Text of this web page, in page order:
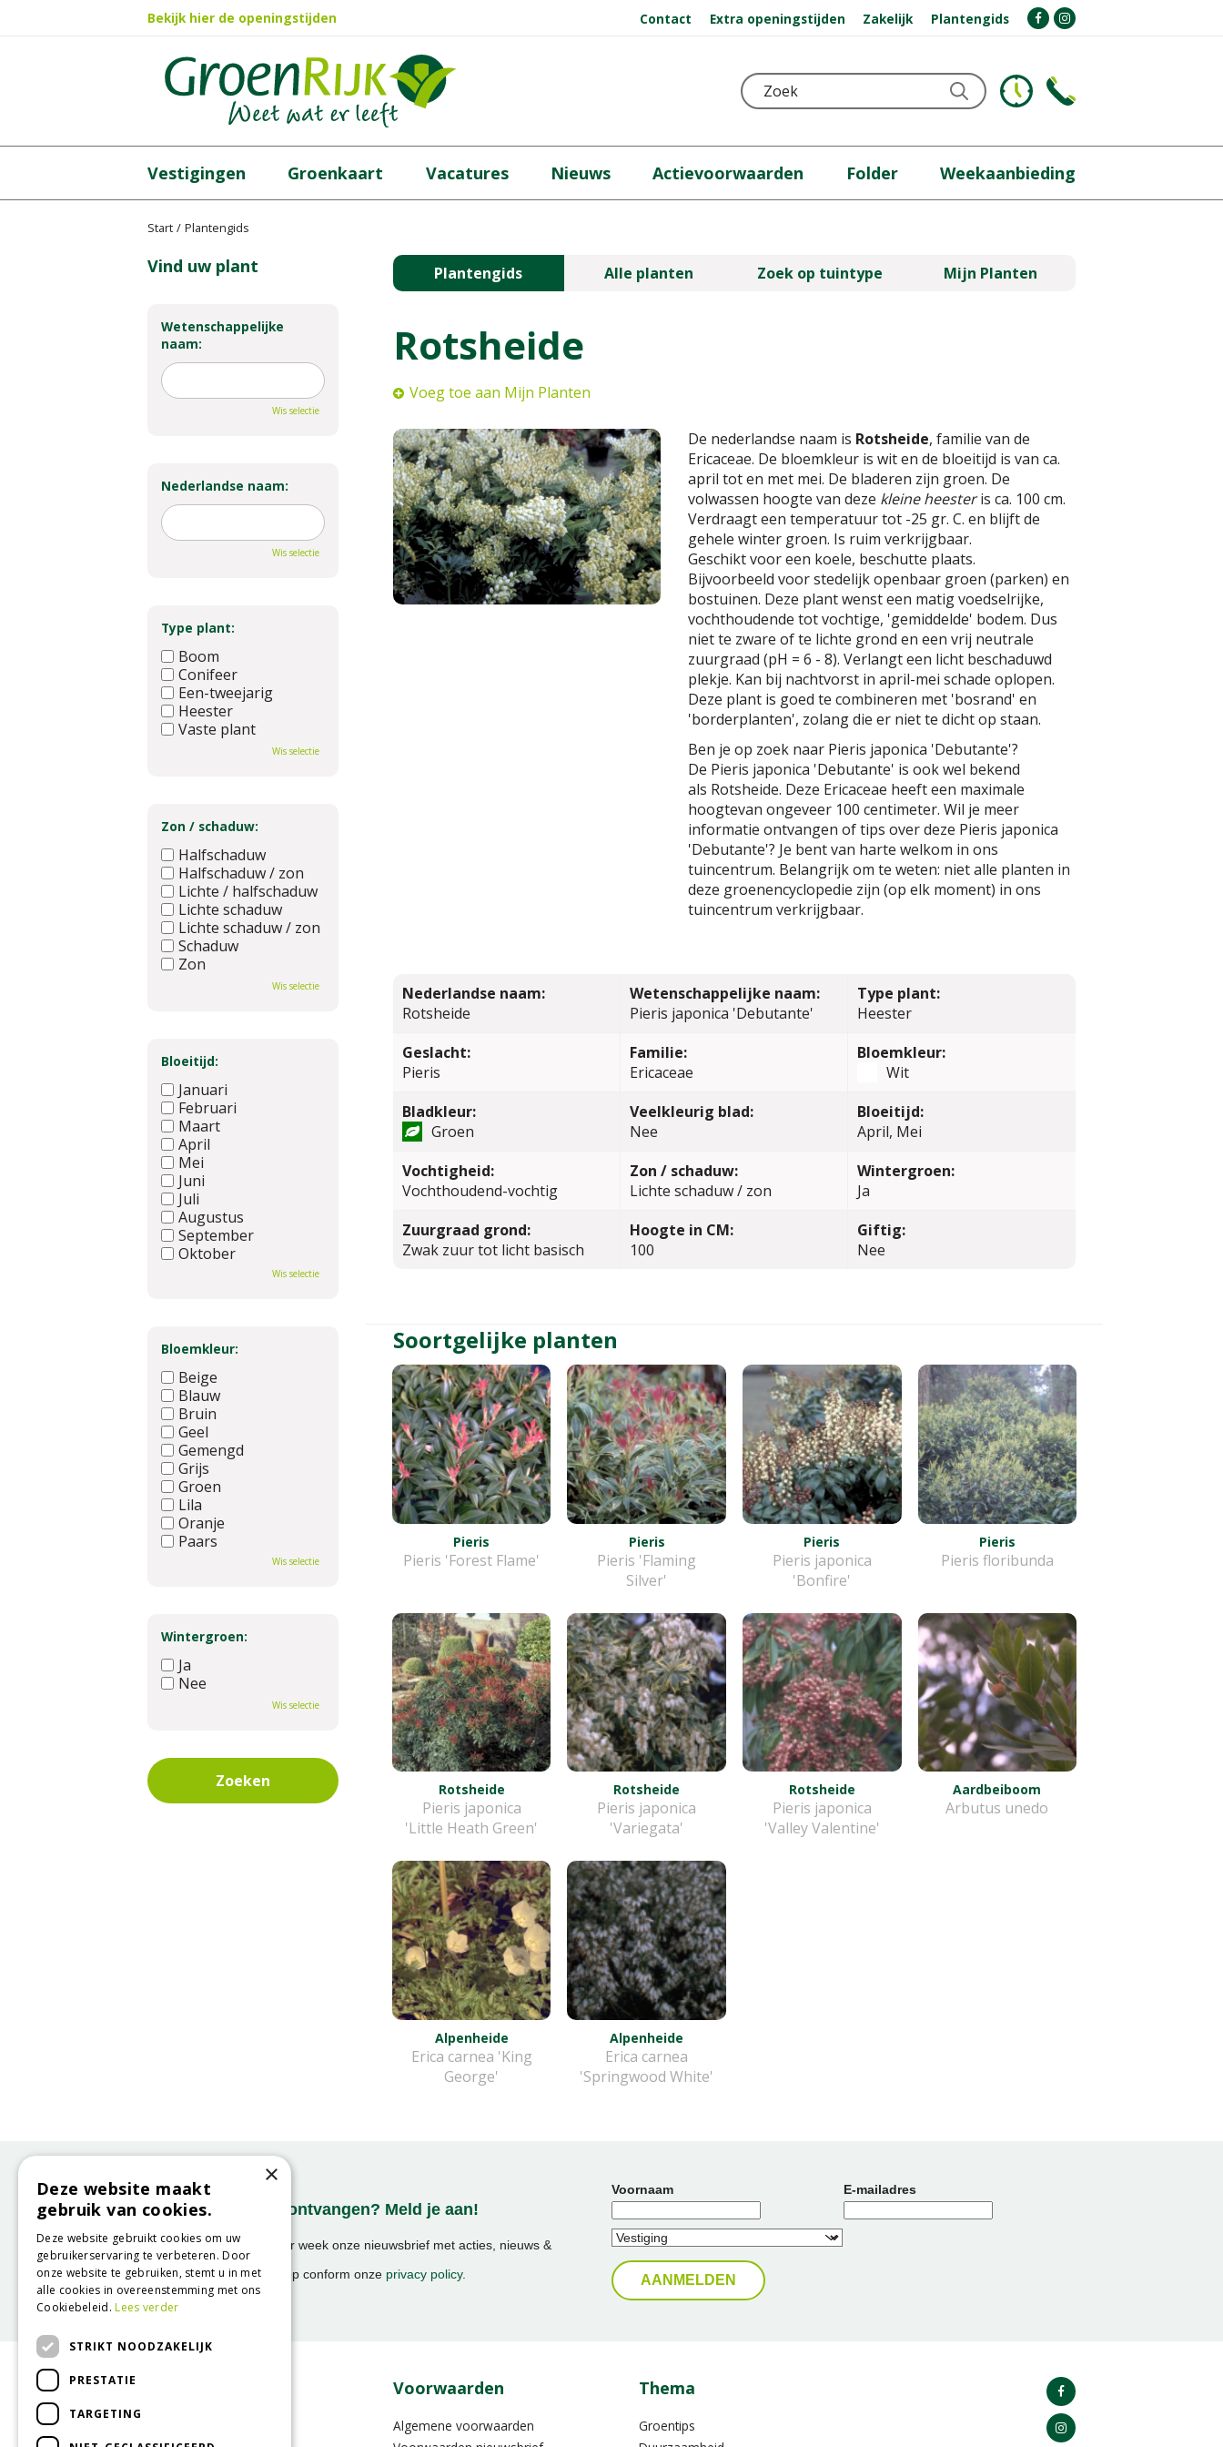
Start Plantengids
Bekijk hier de openingstijden Contact Extra openingstijden Zakelijk Plantengids
Vestigingen Groenkaart Vacatures Nieuws Actievoorwaarden Folder Weekaanbieding
Plantengids Alle planten Zoek op tuintype Mijn Planten
Rotsheide
Voeg toe aan Mijn Planten
De nederlandse naam is Rotsheide, familie van de
Ericaceae. De bloemkleur is wit en de bloeitijd is van ca.
april tot en met mei. De bladeren zijn groen. De
volwassen hoogte van deze kleine heesteris ca. 100 cm.
Verdraagt een temperatuur tot -25 gr. C. en blijft de
gehele winter groen. Is ruim verkrijgbaar.
Geschikt voor een koele, beschutte plaats.
Bijvoorbeeld voor stedelijk openbaar groen (parken) en
bostuinen. Deze plant wenst een matig voedselrijke,
vochthoudende tot vochtige, 'gemiddelde' bodem. Dus
niet te zware of te lichte grond en een vrij neutrale
zuurgraad (pH = 6 - 8). Verlangt een licht beschaduwd
plekje. Kan bij nachtvorst in april-mei schade oplopen.
Deze plant is goed te combineren met 'bosrand' en
'borderplanten', zolang die er niet te dicht op staan.
Ben je op zoek naar Pieris japonica 'Debutante'?
De Pieris japonica 'Debutante' is ook wel bekend
als Rotsheide. Deze Ericaceae heeft een maximale
hoogtevan ongeveer 100 centimeter. Wil je meer
informatie ontvangen of tips over deze Pieris japonica
'Debutante'? Je bent van harte welkom in ons
tuincentrum. Belangrijk om te weten: niet alle planten in
deze groenencyclopedie zijn (op elk moment) in ons
tuincentrum verkrijgbaar.
Nederlandse naam:
Rotsheide
Wetenschappelijke naam:
Pieris japonica 'Debutante'
Type plant:
Heester
Geslacht:
Pieris
Familie:
Ericaceae
Bloemkleur:
Wit
Bladkleur:
Groen
Veelkleurig blad:
Nee
Bloeitijd:
April, Mei
Vochtigheid:
Vochthoudend-vochtig
Zon / schaduw:
Lichte schaduw / zon
Wintergroen:
Ja
Zuurgraad grond:
Zwak zuur tot licht basisch
Hoogte in CM:
100
Giftig:
Nee
Soortgelijke planten
Pieris
Pieris 'Forest Flame'
Pieris
Pieris 'Flaming
Silver'
Pieris
Pieris japonica
'Bonfire'
Pieris
Pieris floribunda
Rotsheide
Pieris japonica
'Little Heath Green'
Rotsheide
Pieris japonica
'Variegata'
Rotsheide
Pieris japonica
'Valley Valentine'
Aardbeiboom
Arbutus unedo
Alpenheide
Erica carnea 'King
George'
Alpenheide
Erica carnea
'Springwood White'
Vind uw plant
Wetenschappelijke
naam:
Wis selectie
Nederlandse naam:
Wis selectie
Type plant:
Boom
Conifeer
Een-tweejarig
Heester
Vaste plant
Wis selectie
Zon / schaduw:
Halfschaduw
Halfschaduw / zon
Lichte / halfschaduw
Lichte schaduw
Lichte schaduw / zon
Schaduw
Zon
Wis selectie
Bloeitijd:
Januari
Februari
Maart
April
Mei
Juni
Juli
Augustus
September
Oktober
Wis selectie
Bloemkleur:
Beige
Blauw
Bruin
Geel
Gemengd
Grijs
Groen
Lila
Oranje
Paars
Wis selectie
Wintergroen:
Ja
Nee
Wis selectie
Onze nieuwsbrief ontvangen? Meld je aan!
Ontvang ongeveer 1x per week onze nieuwsbrief met acties, nieuws &
activiteiten!
We slaan uw gegevens op conform onze privacy policy.
Voornaam E-mailadres
Voorwaarden
Algemene voorwaarden
Thema
Groentips
×
Deze website maakt
gebruik van cookies.
Deze website gebruikt cookies om uw
gebruikerservaring te verbeteren. Door
onze website te gebruiken, stemt u in met
alle cookies in overeenstemming met ons
Cookiebeleid.Lees verder
STRIKT NOODZAKELIJK
PRESTATIE
TARGETING